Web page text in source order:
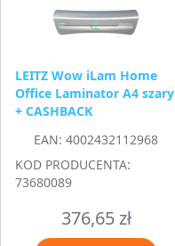
LEITZ Wow iLam Home
Office Laminator A4 szary
+ CASHBACK
EAN: 4002432112968
KOD PRODUCENTA:
73680089
376,65zł